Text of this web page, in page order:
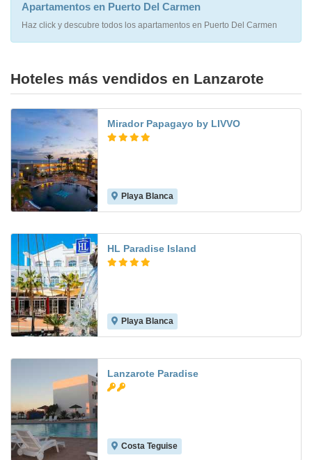
Apartamentos en Puerto Del Carmen
Haz click y descubre todos los apartamentos en Puerto Del Carmen
Hoteles más vendidos en Lanzarote
Mirador Papagayo by LIVVO
Playa Blanca
HL Paradise Island
Playa Blanca
Lanzarote Paradise
Costa Teguise